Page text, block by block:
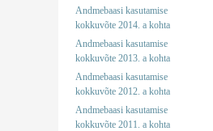
Andmebaasi kasutamise
kokkuvõte 2014. a kohta
Andmebaasi kasutamise
kokkuvõte 2013. a kohta
Andmebaasi kasutamise
kokkuvõte 2012. a kohta
Andmebaasi kasutamise
kokkuvõte 2011. a kohta